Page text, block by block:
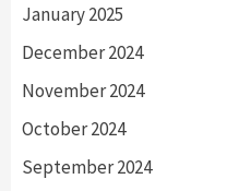
January 2025
December 2024
November 2024
October 2024
September 2024